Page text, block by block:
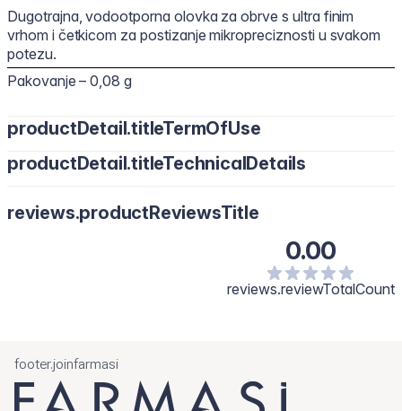
Dugotrajna, vodootporna olovka za obrve s ultra finim
vrhom i četkicom za postizanje mikropreciznosti u svakom
potezu.
Pakovanje – 0,08 g
productDetail.titleTermOfUse
Pročešljaj spiralnom četkicom. Rijetka područja popuni
izgled.
productDetail.titleTechnicalDetails
reviews.productReviewsTitle
0.00
reviews.reviewTotalCount
footer.joinfarmasi